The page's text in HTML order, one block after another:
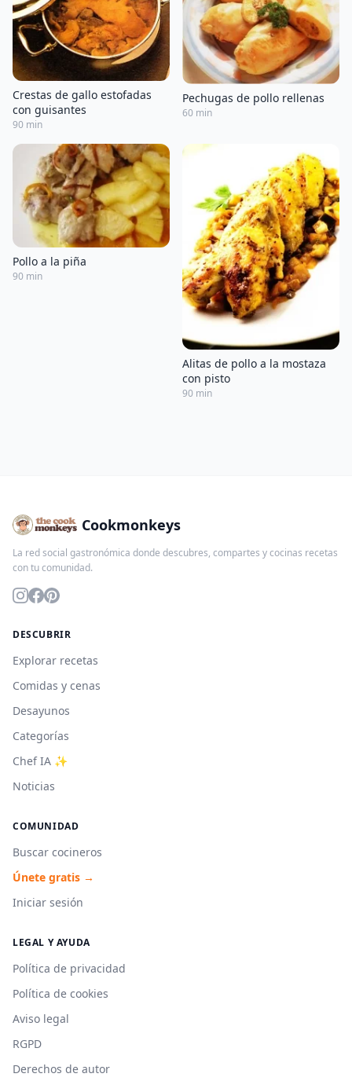
Crestas de gallo estofadas
con guisantes
90 min
Pechugas de pollo rellenas
60 min
Pollo a la piña
90 min
Alitas de pollo a la mostaza
con pisto
90 min
Cookmonkeys
La red social gastronómica donde descubres, compartes y cocinas recetas
con tu comunidad.
DESCUBRIR
Explorar recetas
Comidas y cenas
Desayunos
Categorías
Chef IA ✨
Noticias
COMUNIDAD
Buscar cocineros
Únete gratis →
Iniciar sesión
LEGAL Y AYUDA
Política de privacidad
Política de cookies
Aviso legal
RGPD
Derechos de autor